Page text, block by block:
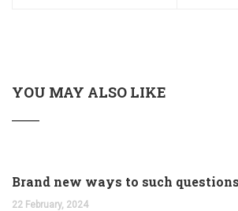
YOU MAY ALSO LIKE
22 February, 2024